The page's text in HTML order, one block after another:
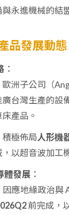
與永進機械的結
品發展動態
：
歐洲子公司（
台灣生產的設
產品。
積極佈局人形機
，以超音波加工
體發展 ：
因應地緣政治與
前完成，